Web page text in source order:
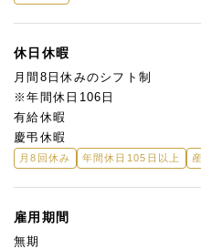
休日休暇
月間8日休みのシフト制
※年間休日106日
有給休暇
慶弔休暇
月8回休み 年間休日105日以上
雇用期間
無期